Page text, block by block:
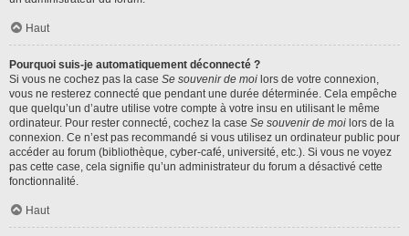
Haut
Pourquoi suis-je automatiquement déconnecté ?
Si vous ne cochez pas la case Se souvenir de moi lors de votre connexion,
vous ne resterez connecté que pendant une durée déterminée. Cela empêche
que quelqu’un d’autre utilise votre compte à votre insu en utilisant le même
ordinateur. Pour rester connecté, cochez la case Se souvenir de moi lors de la
connexion. Ce n’est pas recommandé si vous utilisez un ordinateur public pour
accéder au forum (bibliothèque, cyber-café, université, etc.). Si vous ne voyez
pas cette case, cela signifie qu’un administrateur du forum a désactivé cette
fonctionnalité.
Haut